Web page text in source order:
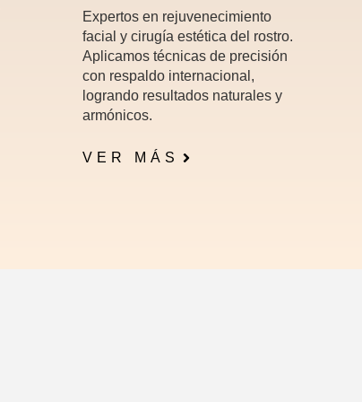
Expertos en rejuvenecimiento
facial y cirugía estética del rostro.
Aplicamos técnicas de precisión
con respaldo internacional,
logrando resultados naturales y
armónicos.
VER MÁS